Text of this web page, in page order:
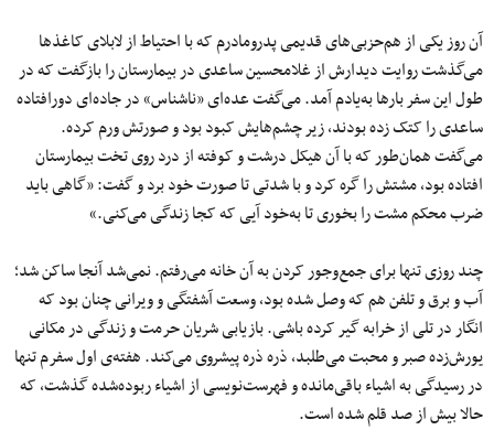
آن روز یکی از هم‌حزبی‌های قدیمی پدرومادرم که با احتیاط از لابلای کاغذها
می‌گذشت روایت دیدارش از غلامحسین ساعدی در بیمارستان را بازگفت که در
طول این سفر بارها به‌یادم آمد. می‌گفت عده‌ای «ناشناس» در جاده‌ای دورافتاده
ساعدی را کتک‌ زده بودند، زیر چشم‌هایش کبود بود و صورتش ورم کرده.
می‌گفت همان‌طور که با آن هیکل درشت و کوفته از درد روی تخت بیمارستان
افتاده بود، مشتش را گره کرد و با شدتی تا صورت خود برد و گفت: «گاهی باید
ضرب محکم مشت را بخوری تا به‌خود آیی که کجا زندگی می‌کنی.»
چند روزی تنها برای جمع‌وجور کردن به آن خانه می‌رفتم. نمی‌شد آنجا ساکن شد؛
آب و برق و تلفن هم که وصل شده بود، وسعت آشفتگی و ویرانی چنان بود که
انگار در تلی از خرابه گیر کرده باشی. بازیابی شریان حرمت و زندگی در مکانی
یورش‌زده صبر و محبت می‌طلبد، ذره ذره پیشروی می‌کند. هفته‌ی اول سفرم تنها
در رسیدگی به اشیاء باقی‌مانده و فهرست‌نویسی از اشیاء ربوده‌شده گذشت، که
حالا بیش از صد قلم شده است.